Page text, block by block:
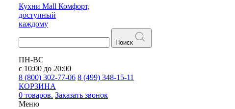
Кухни Mall Комфорт,
доступный
каждому
Поиск
ПН-ВС
с 10:00 до 20:00
8 (800) 302-77-06 8 (499) 348-15-11
КОРЗИНА
0 товаров. Заказать звонок
Меню